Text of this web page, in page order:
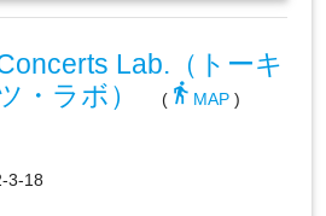
Lab.（トーキ
・ラボ）
(directions_walk MAP)
3-18